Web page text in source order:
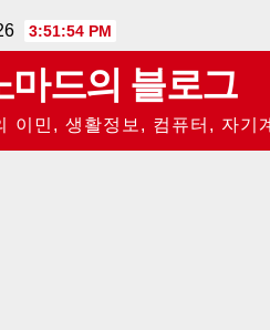
3:51:55 PM
마드의 블로그
이민, 생활정보, 컴퓨터, 자기